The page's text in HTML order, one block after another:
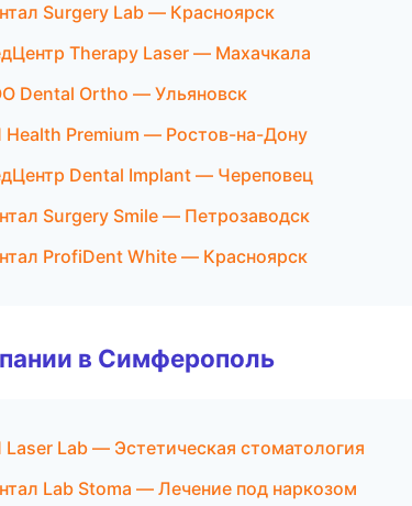
Surgery Lab — Красноярск
Therapy Laser — Махачкала
Dental Ortho — Ульяновск
Premium — Ростов-на-Дону
Dental Implant — Череповец
Surgery Smile — Петрозаводск
ProfiDent White — Красноярск
в Симферополь
Lab — Эстетическая стоматология
Lab Stoma — Лечение под наркозом